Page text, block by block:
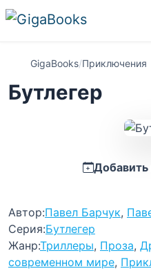
GigaBooks/Приключения
Бутлегер
Добавить
Автор:Павел Барчук,
Серия:Бутлегер
Жанр:Триллеры, Проза,
современном мире,